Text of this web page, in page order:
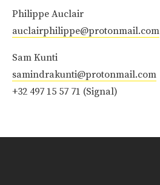
Philippe Auclair
auclairphilippe@protonmail.com
Sam Kunti
samindrakunti@protonmail.com
+32 497 15 57 71 (Signal)